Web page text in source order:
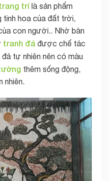
trílà sản phẩm
hoa của đất trời,
con người.. Nhờ bàn
tranh đá được chế tác
đá tự nhiên nên có màu
thêm sống động,
nhiên.